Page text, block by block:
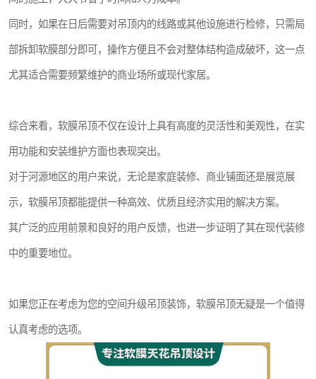
同时，如果在日后需要对吊顶内的线路或其他设施进行检修，只需局
部拆卸软膜部分即可，操作方便且不会对整体结构造成破坏，这一点
尤其适合需要频繁维护的商业场所或现代家居。
综合来看，软膜吊顶不仅在设计上具有高度的灵活性和美观性，在实
用功能和安装维护方面也表现突出。
对于河源地区的用户来说，无论是家庭装修、商业铺面还是展览展
示，软膜吊顶都能提供一种高效、优质且经济实用的解决方案。
其广泛的应用前景和良好的用户反馈，也进一步证明了其在现代装修
中的重要地位。
如果您正在考虑为您的空间升级吊顶装饰，软膜吊顶无疑是一个值得
认真考虑的选项。